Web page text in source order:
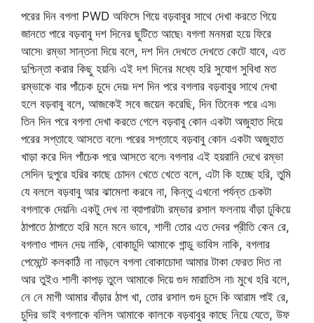
পরের দিন বগলা PWD অফিসে গিয়ে বড়বাবুর সাথে দেখা করতে গিয়ে
জানতে পারে বড়বাবু দশ দিনের ছুটিতে আছে৷ বগলা মনমরা হয়ে ফিরে
আসে৷ রম্ভা সান্তনা দিয়ে বলে, দশ দিন দেখতে দেখতে কেটে যাবে, এত
দুশ্চিন্তা করার কিছু হয়নি৷ এই দশ দিনের মধ্যে হরি সুযোগ সুবিধা মত
রম্ভাকে বার পাঁচেক চুদে দেয়৷ দশ দিন পরে বগলার বড়বাবুর সাথে দেখা
হলে বড়বাবু বলে, আজকেই সবে জয়েন করেছি, দিন তিনেক পরে এস৷
তিন দিন পরে বগলা দেখা করতে গেলে বড়বাবু কোন একটা অজুহাত দিয়ে
পরের সপ্তাহে আসতে বলে৷ পরের সপ্তাহে বড়বাবু কোন একটা অজুহাত
খাড়া করে দিন পাঁচেক পরে আসতে বলে৷ বগলার এই হয়রানি দেখে রম্ভা
সেদিন দুপুরে হরির কাছে চোদন খেতে খেতে বলে, এটা কি হচ্ছে হরি, তুমি
যে বললে বড়বাবু আর ঝামেলা করবে না, কিন্তু এখনো পর্যন্ত চেকটা
বগলাকে দেয়নি৷ একটু দেখ না ব্যাপারটা৷ রম্ভার রসাল ফলনায় বাঁড়া ঢুকিয়ে
ঠাপাতে ঠাপাতে হরি মনে মনে ভাবে, শালী তোর এত দেবর প্রীতি কেন রে,
বগলাও গাদন দেয় নাকি, বোকাচুদি আমাকে গান্ডু ভাবিস নাকি, বগলার
পেমেন্টে কলকাঠি না নাড়লে বগলা বোকাচোদা আমার টাকা ফেরত দিত না
আর তুইও শালী কাপড় তুলে আমাকে দিয়ে গুদ মারাতিস না৷ মুখে হরি বলে,
নে নে মাগী আমার বাঁড়ার ঠাপ খা, তোর রসাল গুদ চুদে কি আরাম পাই রে,
চুদির ভাই বগলাকে বলিস আমাকে কালকে বড়বাবুর কাছে নিয়ে যেতে, উফ